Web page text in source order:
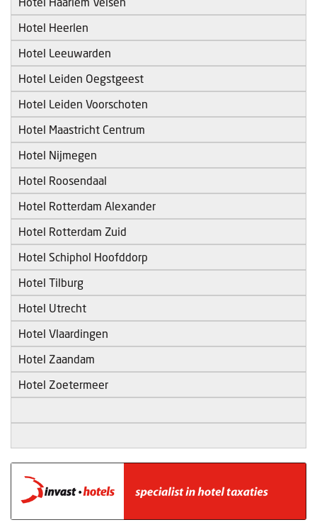
Hotel Heerlen
Hotel Leeuwarden
Hotel Leiden Oegstgeest
Hotel Leiden Voorschoten
Hotel Maastricht Centrum
Hotel Nijmegen
Hotel Roosendaal
Hotel Rotterdam Alexander
Hotel Rotterdam Zuid
Hotel Schiphol Hoofddorp
Hotel Tilburg
Hotel Utrecht
Hotel Vlaardingen
Hotel Zaandam
Hotel Zoetermeer